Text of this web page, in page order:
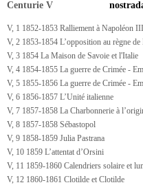
Centurie V
V, 1 1852-1853 Ralliement à Napoléon III
V, 2 1853-1854 L’opposition au règne
V, 3 1854 La Maison de Savoie et l'Italie
V, 4 1854-1855 La guerre de Crimée -
V, 5 1855-1856 La guerre de Crimée -
V, 6 1856-1857 L’Unité italienne
V, 7 1857-1858 La Charbonnerie à
V, 8 1857-1858 Sébastopol
V, 9 1858-1859 Julia Pastrana
V, 10 1859 L’attentat d’Orsini
V, 11 1859-1860 Calendriers solaire et
V, 12 1860-1861 Clotilde et Clotilde